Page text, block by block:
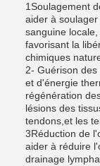
1Soulagement
aider à
sanguine
favorisant la
chimiques
2- Guérison
et d'énergie
régénération
lésions des
tendons,et les
3Réduction de
aider à réduire
drainage